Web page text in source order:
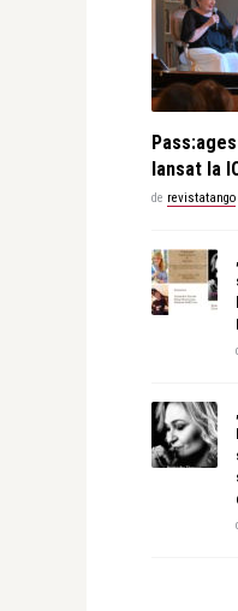
lansat la
de revistatango